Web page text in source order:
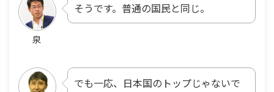
泉
そうです。普通の国民と同じ。
でも一応、日本国のトップじゃないで